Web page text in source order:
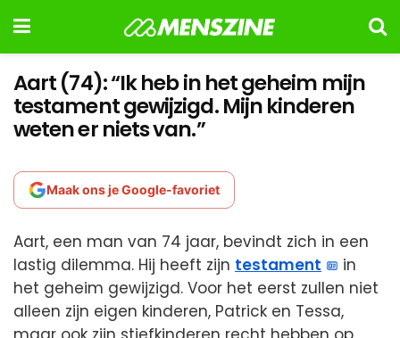
Aart (74): “Ik heb in het geheim mijn
testament gewijzigd. Mijn kinderen
weten er niets van.”
Maak ons je Google-favoriet
Aart, een man van 74 jaar, bevindt zich in een
lastig dilemma. Hij heeft zijn testament
in
het geheim gewijzigd. Voor het eerst zullen niet
alleen zijn eigen kinderen, Patrick en Tessa,